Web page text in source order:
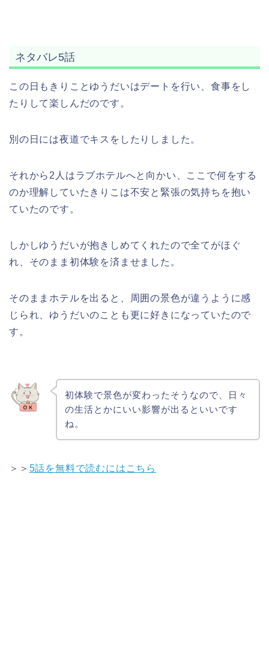
ネタバレ5話
この日もきりことゆうだいはデートを行い、食事をし
たりして楽しんだのです。
別の日には夜道でキスをしたりしました。
それから2人はラブホテルへと向かい、ここで何をする
のか理解していたきりこは不安と緊張の気持ちを抱い
ていたのです。
しかしゆうだいが抱きしめてくれたので全てがほぐ
れ、そのまま初体験を済ませました。
そのままホテルを出ると、周囲の景色が違うように感
じられ、ゆうだいのことも更に好きになっていたので
す。
初体験で景色が変わったそうなので、日々
の生活とかにいい影響が出るといいです
ね。
＞＞ 5話を無料で読むにはこちら